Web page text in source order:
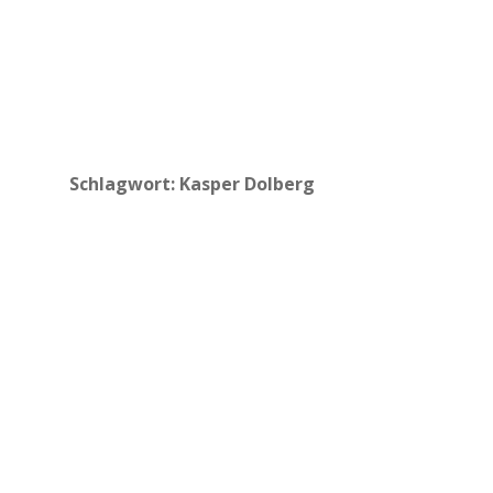
Schlagwort: Kasper Dolberg